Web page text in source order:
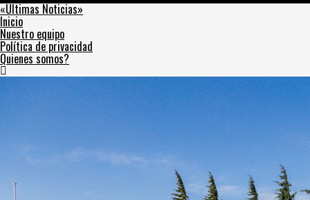
«Últimas Noticias»
Inicio
Nuestro equipo
Política de privacidad
Quienes somos?